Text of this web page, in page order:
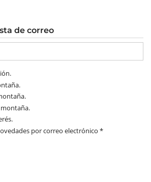
de correo
por correo electrónico *